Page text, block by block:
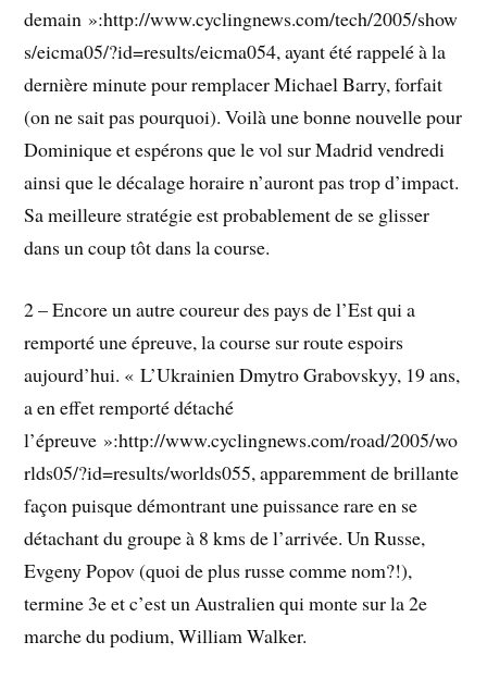
demain »:http://www.cyclingnews.com/tech/2005/show
s/eicma05/?id=results/eicma054, ayant été rappelé à la
dernière minute pour remplacer Michael Barry, forfait
(on ne sait pas pourquoi). Voilà une bonne nouvelle pour
Dominique et espérons que le vol sur Madrid vendredi
ainsi que le décalage horaire n’auront pas trop d’impact.
Sa meilleure stratégie est probablement de se glisser
dans un coup tôt dans la course.
2 – Encore un autre coureur des pays de l’Est qui a
remporté une épreuve, la course sur route espoirs
aujourd’hui. « L’Ukrainien Dmytro Grabovskyy, 19 ans,
a en effet remporté détaché
l’épreuve »:http://www.cyclingnews.com/road/2005/wo
rlds05/?id=results/worlds055, apparemment de brillante
façon puisque démontrant une puissance rare en se
détachant du groupe à 8 kms de l’arrivée. Un Russe,
Evgeny Popov (quoi de plus russe comme nom?!),
termine 3e et c’est un Australien qui monte sur la 2e
marche du podium, William Walker.